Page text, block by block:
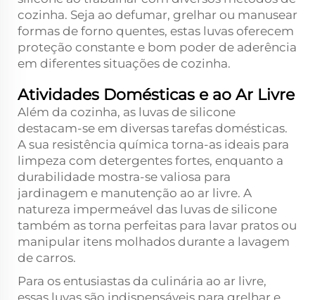
cozinha. Seja ao defumar, grelhar ou manusear
formas de forno quentes, estas luvas oferecem
proteção constante e bom poder de aderência
em diferentes situações de cozinha.
Atividades Domésticas e ao Ar Livre
Além da cozinha, as luvas de silicone
destacam-se em diversas tarefas domésticas.
A sua resistência química torna-as ideais para
limpeza com detergentes fortes, enquanto a
durabilidade mostra-se valiosa para
jardinagem e manutenção ao ar livre. A
natureza impermeável das luvas de silicone
também as torna perfeitas para lavar pratos ou
manipular itens molhados durante a lavagem
de carros.
Para os entusiastas da culinária ao ar livre,